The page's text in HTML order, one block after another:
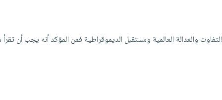
والعدالة العالمية ومستقبل الديموقراطية فمن المؤكد أنه يجب أن تقرأ